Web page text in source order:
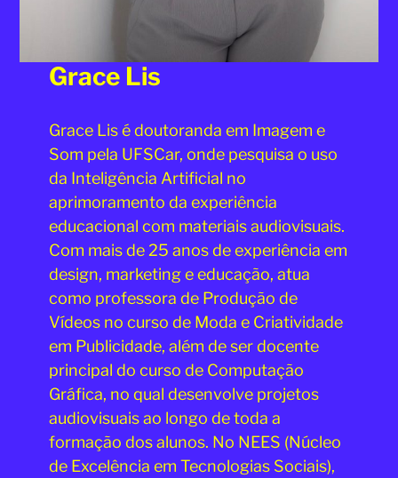
Grace Lis
Grace Lis é doutoranda em Imagem e
Som pela UFSCar, onde pesquisa o uso
da Inteligência Artificial no
aprimoramento da experiência
educacional com materiais audiovisuais.
Com mais de 25 anos de experiência em
design, marketing e educação, atua
como professora de Produção de
Vídeos no curso de Moda e Criatividade
em Publicidade, além de ser docente
principal do curso de Computação
Gráfica, no qual desenvolve projetos
audiovisuais ao longo de toda a
formação dos alunos. No NEES (Núcleo
de Excelência em Tecnologias Sociais),